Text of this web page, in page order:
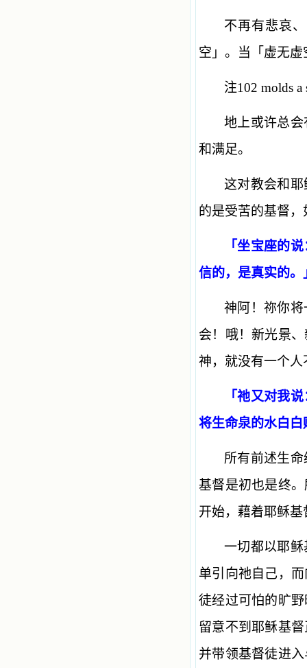
不再有悲哀
空」。当「虚无
注102 molds
地上或许总
和满足。
这对教会和
的是受苦的基督
「坐宝座的
信的，是真实的。
神阿！祢你
会！哦！新光景
神，就没有一个
「祂又对我
将生命泉的水白
所有前述生
基督是初也是终
开始，藉着耶稣
一切都以耶
单引向祂自己，
徒经过可怕的旷
留意不到耶稣基
并带领基督徒进